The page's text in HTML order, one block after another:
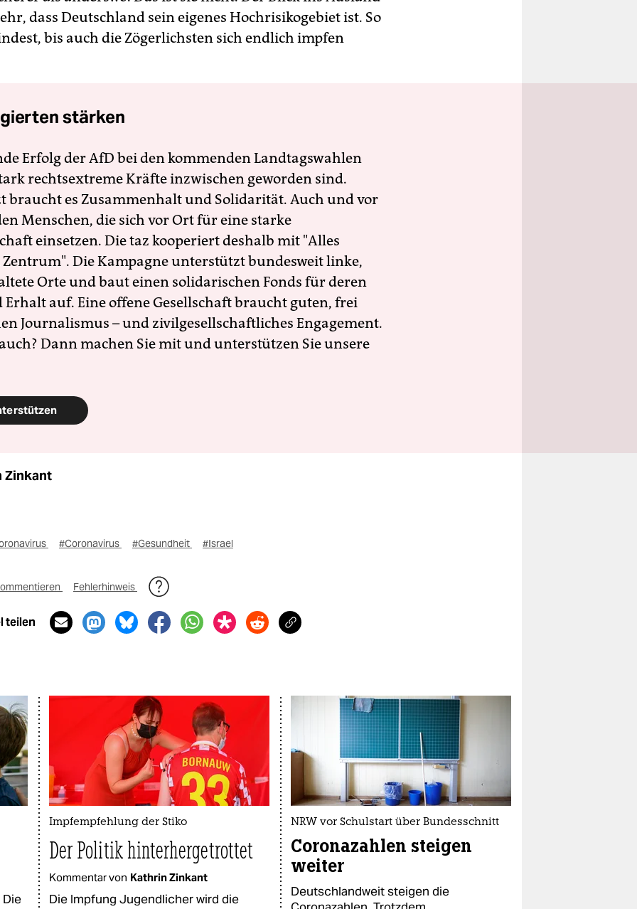
dass Deutschland sein eigenes Hochrisikogebiet ist. So
bis auch die Zögerlichsten sich endlich impfen
stärken
Erfolg der AfD bei den kommenden Landtagswahlen
rechtsextreme Kräfte inzwischen geworden sind.
braucht es Zusammenhalt und Solidarität. Auch und vor
Menschen, die sich vor Ort für eine starke
einsetzen. Die taz kooperiert deshalb mit "Alles
Die Kampagne unterstützt bundesweit linke,
Orte und baut einen solidarischen Fonds für deren
Erhalt auf. Eine offene Gesellschaft braucht guten, frei
Journalismus – und zivilgesellschaftliches Engagement.
Dann machen Sie mit und unterstützen Sie unsere
Zinkant
#Coronavirus #Gesundheit #Israel
Fehlerhinweis
teilen
Impfempfehlung der Stiko
Der Politik hinterhergetrottet
Kommentar von Kathrin Zinkant
Die Impfung Jugendlicher wird die
NRW vor Schulstart über Bundesschnitt
Coronazahlen steigen
weiter
Deutschlandweit steigen die